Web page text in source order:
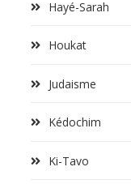
Hayé-Sarah
Houkat
Judaisme
Kédochim
Ki-Tavo